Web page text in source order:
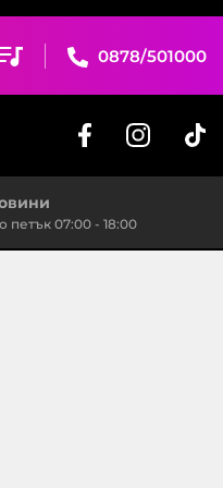
0878/501000
петък 07:00 - 18:00